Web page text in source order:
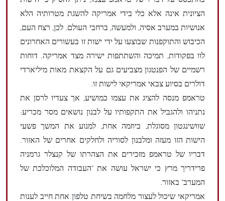
הציונית אינה אלא כלי בידי אמריקה להשגת מטרותיה הלא
אנושיות במערב אסיה, ולמעשה, ברחבי העולם. לכן, רצח העם,
הכיבוש והתוקפנות שבוצעו על ידי ישות זו בעשורים האחרונים
לוו בפקודות, תמיכה והשתתפות ישירה מצד אמריקה. דוחות
רשמיים של הפנטגון מצביעים גם על הקצאת מאות מיליארדי
דולרים בסיוע צבאי אמריקאי לישות זו.
טראמפ מנסה להציג את עצמו כמושיע, אך צעדיו לרסן את
נתניהו ולהגביל את התקפותיו על לבנון נושאים מסר מכריע:
שוושינגטון מסוגלת, ביוזמה אחת, למנוע את המשך פשעי
הישות הזו מעזה ומלבנון לסוריה ולחלקים אחרים של האזור.
דבריו של טראמפ מזכירים את הצהרתו של קנצלר גרמניה
פרידריך מרץ כי ישראל עושה את "העבודה המלוכלכת של
המערב" באזור.
אמריקאי שיכול לעצור מלחמה בשיחת טלפון אחת חייב לענות